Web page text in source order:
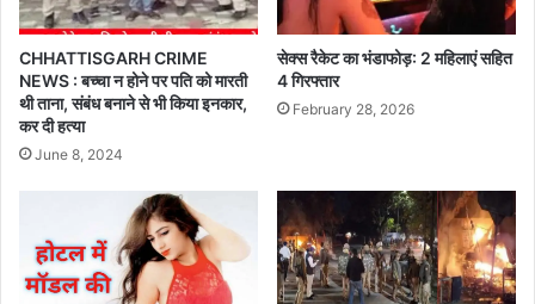
CHHATTISGARH CRIME
NEWS : बच्चा न होने पर पति को मारती
थी ताना, संबंध बनाने से भी किया इनकार,
कर दी हत्या
June 8, 2024
सेक्स रैकेट का भंडाफोड़: 2 महिलाएं सहित
4 गिरफ्तार
February 28, 2026